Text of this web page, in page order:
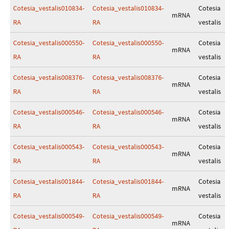
Cotesia_vestalis010834-
RA
Cotesia_vestalis010834-
RA
mRNA
Cotesia
vestalis
Cotesia_vestalis000550-
RA
Cotesia_vestalis000550-
RA
mRNA
Cotesia
vestalis
Cotesia_vestalis008376-
RA
Cotesia_vestalis008376-
RA
mRNA
Cotesia
vestalis
Cotesia_vestalis000546-
RA
Cotesia_vestalis000546-
RA
mRNA
Cotesia
vestalis
Cotesia_vestalis000543-
RA
Cotesia_vestalis000543-
RA
mRNA
Cotesia
vestalis
Cotesia_vestalis001844-
RA
Cotesia_vestalis001844-
RA
mRNA
Cotesia
vestalis
Cotesia_vestalis000549-
Cotesia_vestalis000549-
mRNA
Cotesia